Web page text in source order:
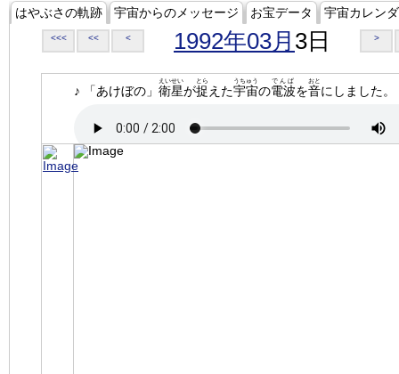
はやぶさの軌跡 宇宙からのメッセージ お宝データ 宇宙カレン
<<< << < 1992年03月 3日 >
♪ 「あけぼの」 衛星
えいせい
が捉
とら
えた宇宙
うちゅう
の電波
でんぱ
を音
おと
にしました。